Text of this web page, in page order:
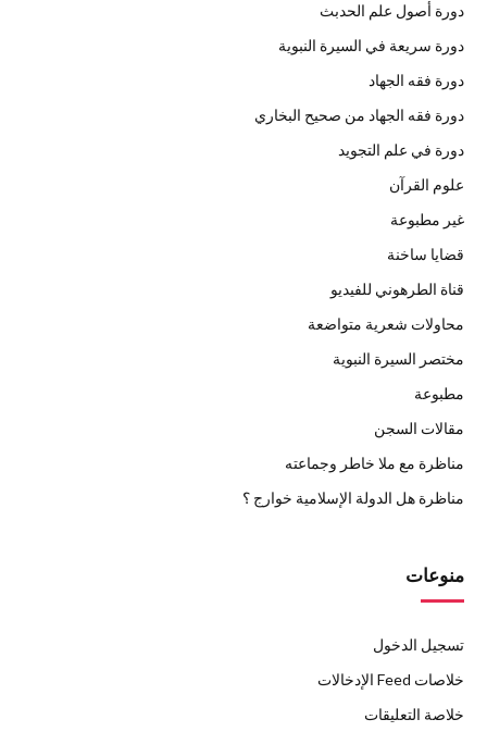
دورة أصول علم الحدبث
دورة سريعة في السيرة النبوية
دورة فقه الجهاد
دورة فقه الجهاد من صحيح البخاري
دورة في علم التجويد
علوم القرآن
غير مطبوعة
قضايا ساخنة
قناة الطرهوني للفيديو
محاولات شعرية متواضعة
مختصر السيرة النبوية
مطبوعة
مقالات السجن
مناظرة مع ملا خاطر وجماعته
مناظرة هل الدولة الإسلامية خوارج ؟
منوعات
تسجيل الدخول
خلاصات Feed الإدخالات
خلاصة التعليقات